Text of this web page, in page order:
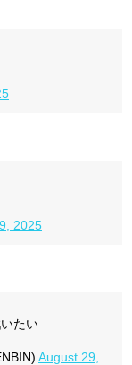
2025
たい
August 29,